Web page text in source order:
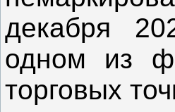
декабря
одном из
торговых